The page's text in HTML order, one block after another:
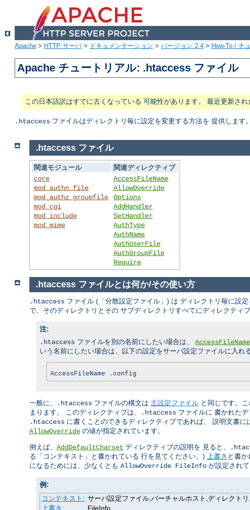
Apache > HTTP サーバ> ドキュメンテーション > バージョン 2.4 > How-To / チ
Apache チュートリアル: .htaccess ファイル
この日本語訳はすでに古くなっている 可能性があります。 最近更新され
.htaccess ファイルはディレクトリ毎に設定を変更する方法を 提供します。
.htaccess ファイル
関連モジュール
関連ディレクティブ
core
mod_authn_file
mod_authz_groupfile
mod_cgi
mod_include
mod_mime
AccessFileName
AllowOverride
Options
AddHandler
SetHandler
AuthType
AuthName
AuthUserFile
AuthGroupFile
Require
.htaccess ファイルとは何か/その使い方
.htaccess ファイル (「分散設定ファイル」) は ディレクトリ毎に設
で、そのディレクトリとその サブディレクトリすべてにディレクティ
注:
.htaccess ファイルを別の名前にしたい場合は、 AccessFileName
いう名前にしたい場合は、以下の設定をサーバ設定ファイルに入れ
AccessFileName .config
一般に、 .htaccess ファイルの構文は 主設定ファイル と同じです。
まります。 このディレクティブは、
.htaccess ファイルに 書かれた
.htaccess に書くことのできるディレクティブであれば、 説明文書
AllowOverride の値が指定されています。
例えば、 AddDefaultCharset ディレクティブの説明を 見ると、
る「コンテキスト」と書かれている 行を見てください。)
上書き と書
になるためには、少なくとも AllowOverride FileInfo が設定され
例:
コンテキスト: サーバ設定ファイル,バーチャルホスト,ディレクト
上書き:
FileInfo